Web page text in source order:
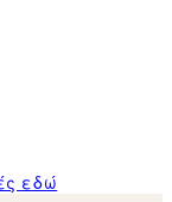
εδώ